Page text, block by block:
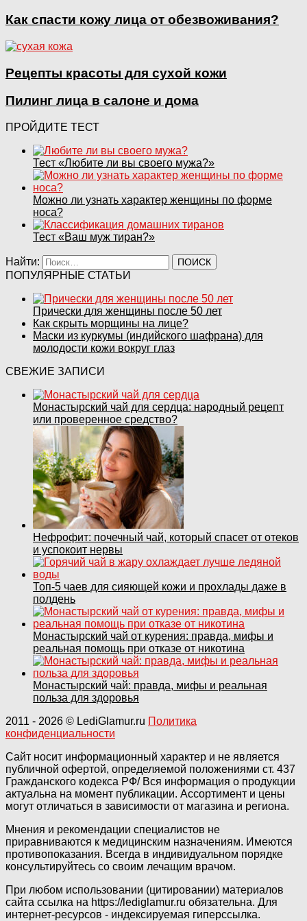
Как спасти кожу лица от обезвоживания?
Рецепты красоты для сухой кожи
Пилинг лица в салоне и дома
ПРОЙДИТЕ ТЕСТ
Тест «Любите ли вы своего мужа?»
Можно ли узнать характер женщины по форме
носа?
Тест «Ваш муж тиран?»
Найти:
ПОПУЛЯРНЫЕ СТАТЬИ
Прически для женщины после 50 лет
Как скрыть морщины на лице?
Маски из куркумы (индийского шафрана) для
молодости кожи вокруг глаз
СВЕЖИЕ ЗАПИСИ
Монастырский чай для сердца: народный рецепт
или проверенное средство?
Нефрофит: почечный чай, который спасет от отеков
и успокоит нервы
Топ‑5 чаев для сияющей кожи и прохлады даже в
полдень
Монастырский чай от курения: правда, мифы и
реальная помощь при отказе от никотина
Монастырский чай: правда, мифы и реальная
польза для здоровья
2011 - 2026 © LediGlamur.ru Политика
конфиденциальности
Сайт носит информационный характер и не является
публичной офертой, определяемой положениями ст. 437
Гражданского кодекса РФ/ Вся информация о продукции
актуальна на момент публикации. Ассортимент и цены
могут отличаться в зависимости от магазина и региона.
Мнения и рекомендации специалистов не
приравниваются к медицинским назначениям. Имеются
противопоказания. Всегда в индивидуальном порядке
консультируйтесь со своим лечащим врачом.
При любом использовании (цитировании) материалов
сайта ссылка на https://lediglamur.ru обязательна. Для
интернет-ресурсов - индексируемая гиперссылка.